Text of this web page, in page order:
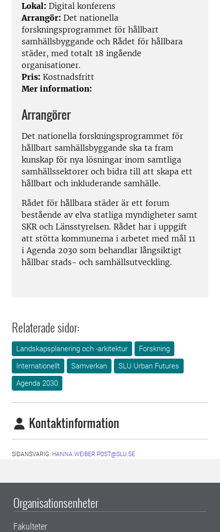
Lokal: Digital konferens
Arrangör: Det nationella
forskningsprogrammet för hållbart
samhällsbyggande och Rådet för hållbara
städer, med totalt 18 ingående
organisationer.
Pris: Kostnadsfritt
Mer information:
Arrangörer
Det nationella forskningsprogrammet för
hållbart samhällsbyggande ska ta fram
kunskap för nya lösningar inom samtliga
samhällssektorer och bidra till att skapa ett
hållbart och inkluderande samhälle.
Rådet för hållbara städer är ett forum
bestående av elva statliga myndigheter samt
SKR och Länsstyrelsen. Rådet har i uppgift
att stötta kommunerna i arbetet med mål 11
i Agenda 2030 som behandlar långsiktigt
hållbar stads- och samhällsutveckling.
Relaterade sidor:
Landskapsplanering och -arkitektur
Forskning
Internationellt
Samverkan
SLU Urban Futures
Agenda 2030
Kontaktinformation
SIDANSVARIG: HANNA.WEIBER.POST@SLU.SE
Organisationsenheter
Fakulteter